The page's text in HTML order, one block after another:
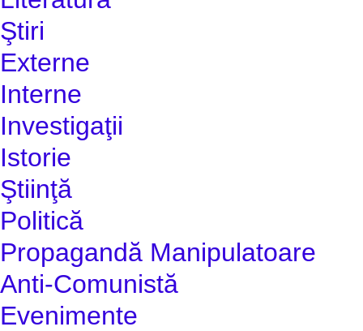
Ştiri
Externe
Interne
Investigaţii
Istorie
Ştiinţă
Politică
Propagandă Manipulatoare
Anti-Comunistă
Evenimente